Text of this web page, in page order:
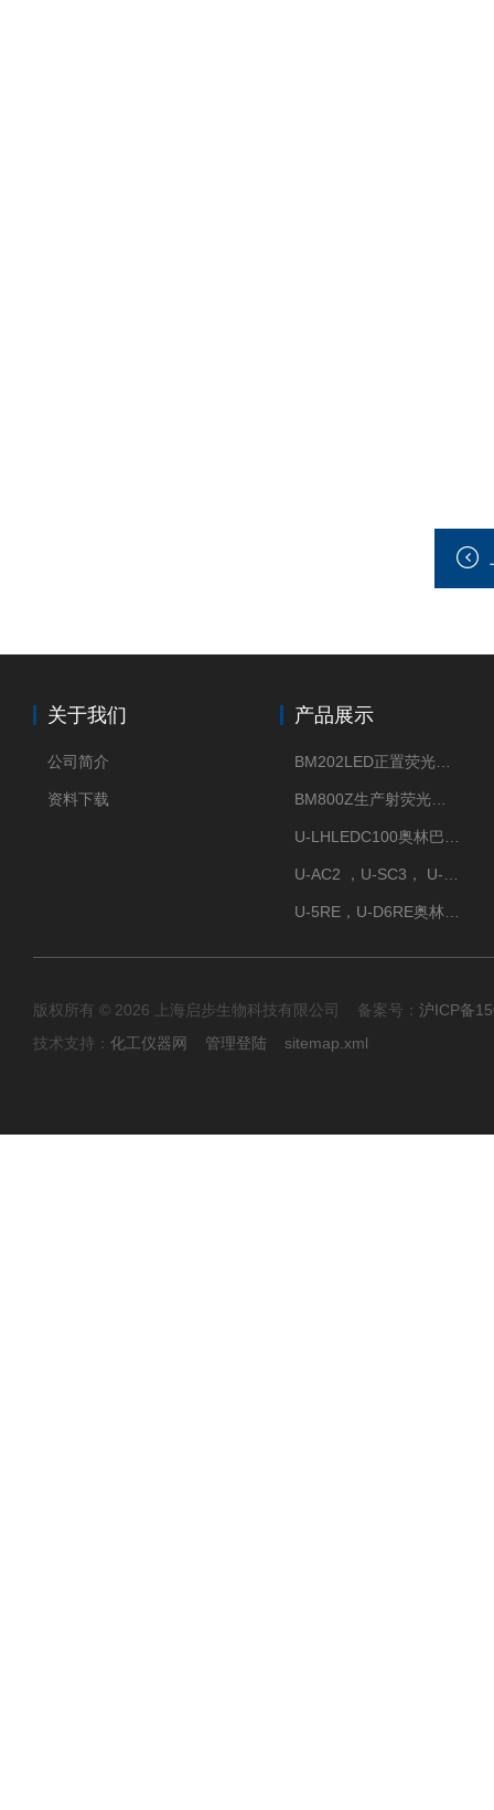
关于我们
公司简介
资料下载
产品展示
版权所有 © 2026 上海启步生物科技有限公司 备案号： 沪ICP备
技术支持： 化工仪器网 管理登陆 sitemap.xml